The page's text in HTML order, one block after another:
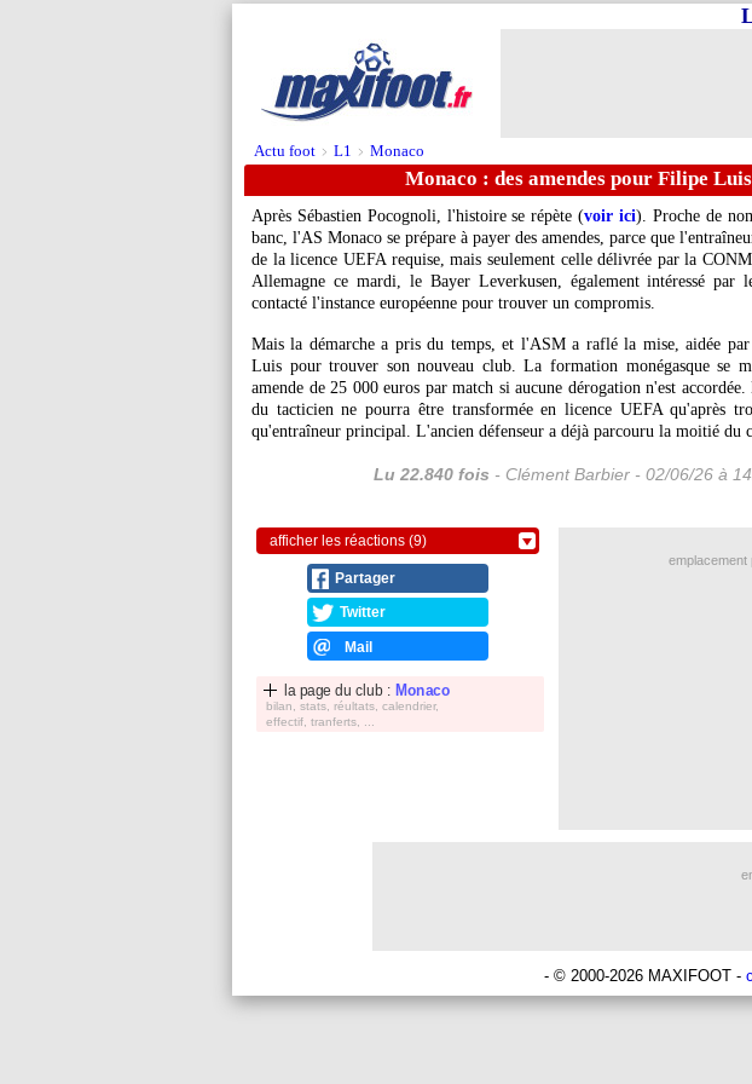
Actu foot > L1 > Monaco
Monaco : des amendes pour Filipe
Après Sébastien Pocognoli, l'histoire se répète (voir ici). Proche de
banc, l'AS Monaco se prépare à payer des amendes, parce que
de la licence UEFA requise, mais seulement celle délivrée par la
Allemagne ce mardi, le Bayer Leverkusen, également intéressé par
contacté l'instance européenne pour trouver un compromis.
Mais la démarche a pris du temps, et l'ASM a raflé la mise, aidée
Luis pour trouver son nouveau club. La formation monégasque se
amende de 25 000 euros par match si aucune dérogation n'est
du tacticien ne pourra être transformée en licence UEFA qu'après
qu'entraîneur principal. L'ancien défenseur a déjà parcouru la moitié du
Lu 22.840 fois - Clément Barbier - 02/06/26 à
afficher les réactions (9)
Partager
Twitter
Mail
la page du club : Monaco
bilan, stats, réultats, calendrier,
effectif, tranferts, ...
emplacement
- © 2000-2026 MAXIFOOT -